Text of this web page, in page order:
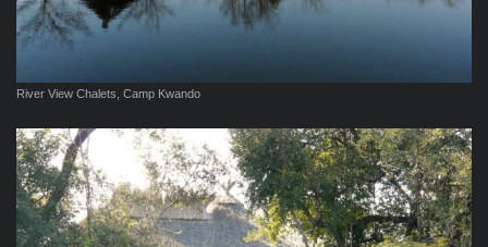
River View Chalets, Camp Kwando